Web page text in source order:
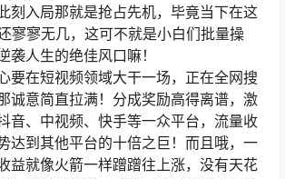
刻入局那就是抢占先机，毕竟当下在这
寥寥无几，这可不就是小白们批量操
袭人生的绝佳风口嘛！
要在短视频领域大干一场，正在全网搜
诚意简直拉满！分成奖励高得离谱，激
音、中视频、快手等一众平台，流量收
达到其他平台的十倍之巨！而且哦，一
益就像火箭一样蹭蹭往上涨，没有天花